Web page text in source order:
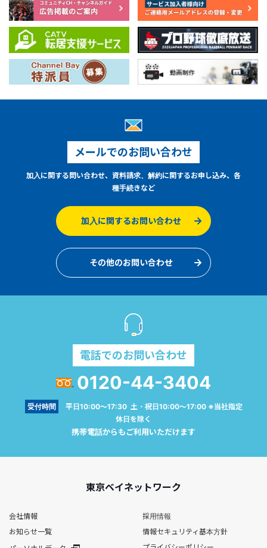
メールでのお問い合わせ
加入に関する問い合わせ、資料請求、解約に関するお申し込み、各
種手続きなど
加入に関するお問い合わせ
その他のお問い合わせ
電話でのお問い合わせ
0120-44-3404
受付時間
平日10:00～17:30 土・祝日10:00～17:00 ※当社指定
休日を除く
携帯電話からもご利用いただけます
東京ベイネットワーク
会社情報
採用情報
お知らせ一覧
情報セキュリティ基本方針